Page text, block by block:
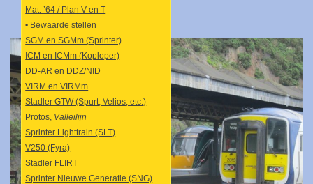
Mat. ’64 / Plan V en T
• Bewaarde stellen
SGM en SGMm (Sprinter)
ICM en ICMm (Koploper)
DD-AR en DDZ/NID
VIRM en VIRMm
Stadler GTW (Spurt, Velios, etc.)
Protos, Valleilijn
Sprinter Lighttrain (SLT)
V250 (Fyra)
Stadler FLIRT
Sprinter Nieuwe Generatie (SNG)